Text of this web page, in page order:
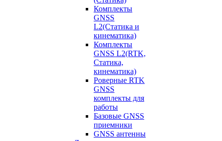
Комплекты
GNSS
L2(Статика и
кинематика)
Комплекты
GNSS L2(RTK,
Статика,
кинематика)
Роверные RTK
GNSS
комплекты для
работы
Базовые GNSS
приемники
GNSS антенны